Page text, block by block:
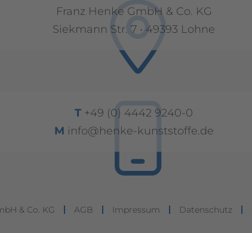
Franz Henke GmbH & Co. KG
Siekmann Str. 7 • 49393 Lohne
T +49 (0) 4442 9240-0
M info@henke-kunststoffe.de
& Co. KG AGB Impressum Datenschutz